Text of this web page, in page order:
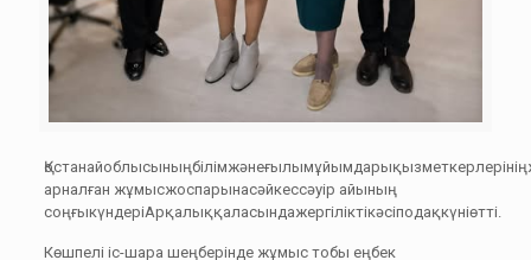
арналған жұмысжоспарынасәйкессәуір айының
соңғыкүндеріАрқалыққаласындажергіліктікәсіподақкүніөтті.
Көшпелі іс-шара шеңберінде жұмыс тобы еңбек